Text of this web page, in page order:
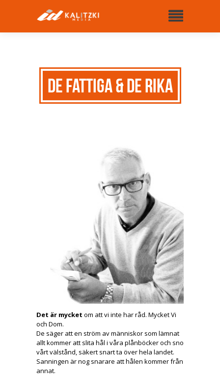
De fattiga & De rika
Det är mycket om att vi inte har råd. Mycket Vi
och Dom.
De säger att en ström av människor som lämnat
allt kommer att slita hål i våra plånböcker och sno
vårt välstånd, säkert snart ta över hela landet.
Sanningen är nog snarare att hålen kommer från
annat.